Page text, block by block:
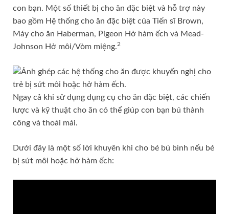
con bạn. Một số thiết bị cho ăn đặc biệt và hỗ trợ này
bao gồm Hệ thống cho ăn đặc biệt của Tiến sĩ Brown,
Máy cho ăn Haberman, Pigeon Hở hàm ếch và Mead-
Johnson Hở môi/Vòm miệng.2
Ngay cả khi sử dụng dụng cụ cho ăn đặc biệt, các chiến
lược và kỹ thuật cho ăn có thể giúp con bạn bú thành
công và thoải mái.
Dưới đây là một số lời khuyên khi cho bé bú bình nếu bé
bị sứt môi hoặc hở hàm ếch: